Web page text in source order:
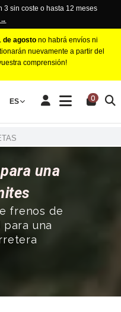
3 sin coste o hasta 12 meses
→
de agostono habrá envíos ni
nuevamente a partir del
comprensión!
ES 0
una
frenos de
una